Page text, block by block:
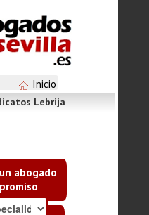
Inicio
abogado
Lebrija